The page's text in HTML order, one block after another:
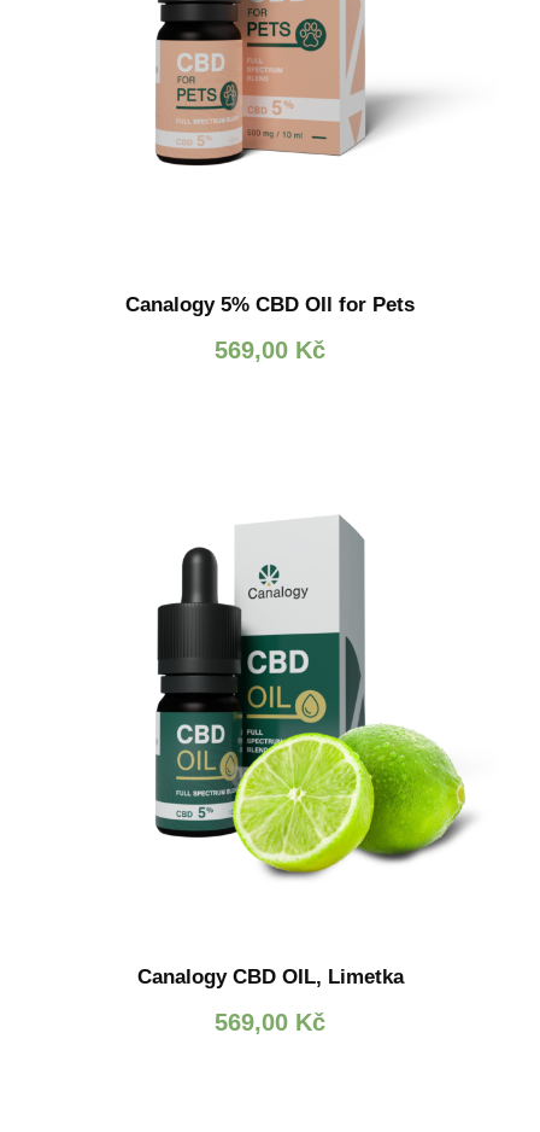
Canalogy 5% CBD OIl for Pets
569,00 Kč
Canalogy CBD OIL, Limetka
569,00 Kč